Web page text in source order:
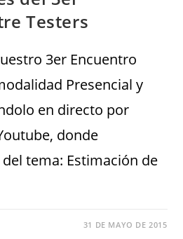
Testers
3er Encuentro
Presencial y
en directo por
donde
tema: Estimación de
31 DE MAYO DE 2015